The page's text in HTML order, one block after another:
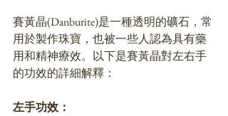
賽黃晶(Danburite)是一種透明的礦石，常
用於製作珠寶，也被一些人認為具有藥
用和精神療效。以下是賽黃晶對左右手
的功效的詳細解釋：
左手功效：